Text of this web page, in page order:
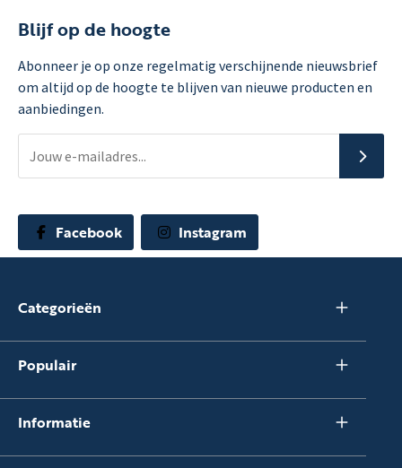
Blijf op de hoogte
Abonneer je op onze regelmatig verschijnende nieuwsbrief
om altijd op de hoogte te blijven van nieuwe producten en
aanbiedingen.
Facebook Instagram
Categorieën
Populair
Informatie